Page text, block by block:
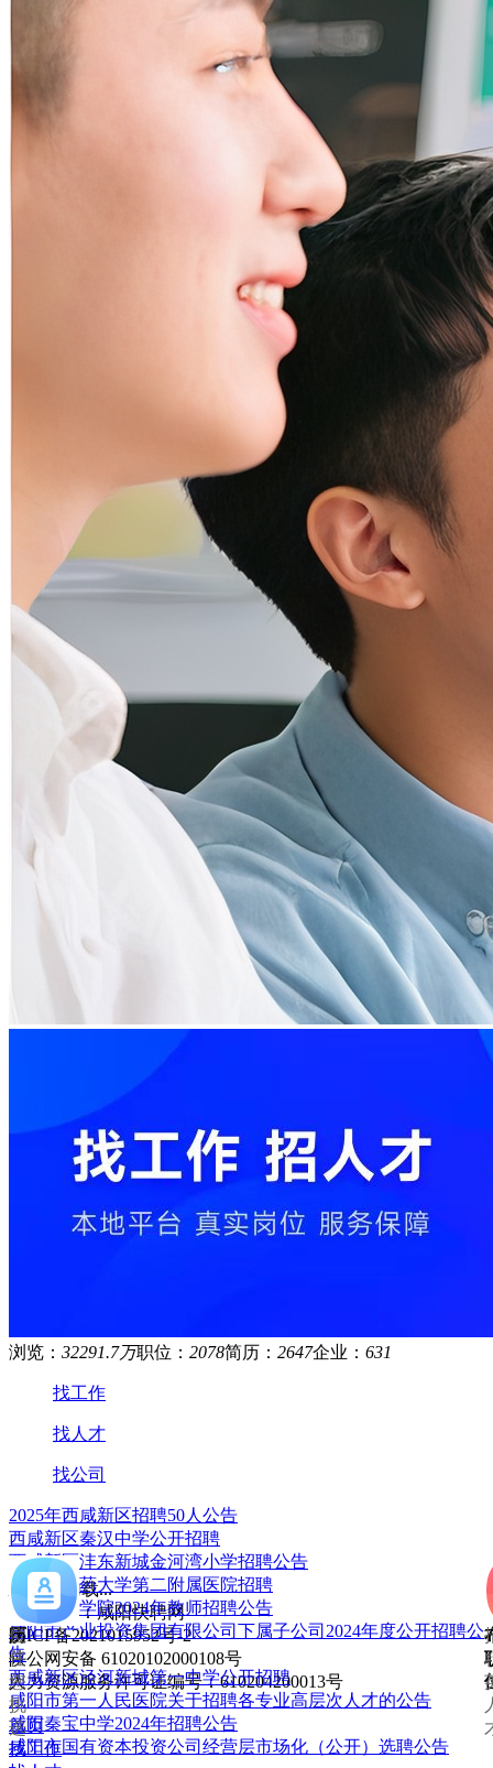
浏览： 32291.7万职位： 2078简历： 2647企业： 631
找工作
找人才
找公司
2025年西咸新区招聘50人公告
西咸新区秦汉中学公开招聘
西咸新区沣东新城金河湾小学招聘公告
陕西中医药大学第二附属医院招聘
​咸阳师范学院2024年教师招聘公告
咸阳市产业投资集团有限公司下属子公司2024年度公开招聘公
告
西咸新区泾河新城第一中学公开招聘
咸阳市第一人民医院关于招聘各专业高层次人才的公告
咸阳秦宝中学2024年招聘公告
咸阳市国有资本投资公司经营层市场化（公开）选聘公告
创
建
简
历
海
量
职
位
任
您
挑
选
全部职位
正在加载...
版权所有：咸阳快聘网
陕ICP备2021015952号-2
陕公网安备 61020102000108号
人力资源服务许可证编号：610204200013号
首页
找工作